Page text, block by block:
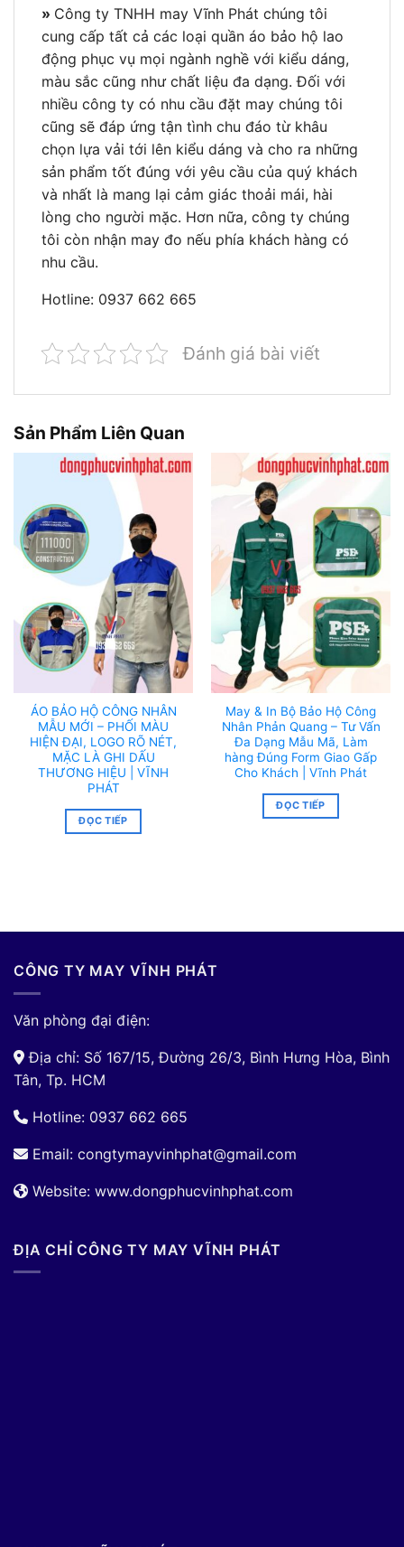
» Công ty TNHH may Vĩnh Phát chúng tôi
cung cấp tất cả các loại quần áo bảo hộ lao
động phục vụ mọi ngành nghề với kiểu dáng,
màu sắc cũng như chất liệu đa dạng. Đối với
nhiều công ty có nhu cầu đặt may chúng tôi
cũng sẽ đáp ứng tận tình chu đáo từ khâu
chọn lựa vải tới lên kiểu dáng và cho ra những
sản phẩm tốt đúng với yêu cầu của quý khách
và nhất là mang lại cảm giác thoải mái, hài
lòng cho người mặc. Hơn nữa, công ty chúng
tôi còn nhận may đo nếu phía khách hàng có
nhu cầu.
Hotline: 0937 662 665
Đánh giá bài viết
Sản Phẩm Liên Quan
ÁO BẢO HỘ CÔNG NHÂN
MẪU MỚI – PHỐI MÀU
HIỆN ĐẠI, LOGO RÕ NÉT,
MẶC LÀ GHI DẤU
THƯƠNG HIỆU | VĨNH
PHÁT
ĐỌC TIẾP
May & In Bộ Bảo Hộ Công
Nhân Phản Quang – Tư Vấn
Đa Dạng Mẫu Mã, Làm
hàng Đúng Form Giao Gấp
Cho Khách | Vĩnh Phát
ĐỌC TIẾP
CÔNG TY MAY VĨNH PHÁT
Văn phòng đại điện:
Địa chỉ: Số 167/15, Đường 26/3, Bình Hưng Hòa, Bình
Tân, Tp. HCM
Hotline: 0937 662 665
Email: congtymayvinhphat@gmail.com
Website: www.dongphucvinhphat.com
ĐỊA CHỈ CÔNG TY MAY VĨNH PHÁT